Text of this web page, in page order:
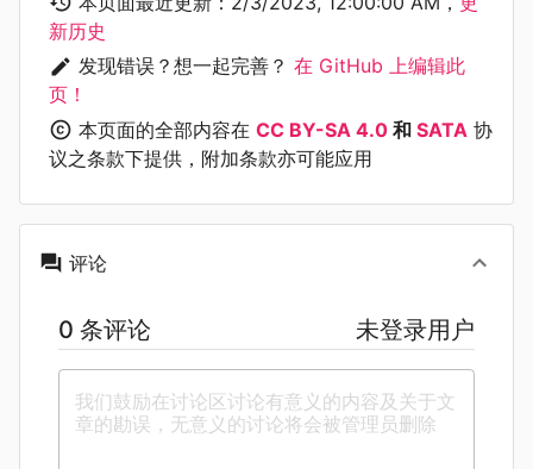
新历史
发现错误？想一起完善？ 在 GitHub 上编辑此
页！
本页面的全部内容在 CC BY-SA 4.0 和 SATA 协
议之条款下提供，附加条款亦可能应用
评论
0 条评论 未登录用户